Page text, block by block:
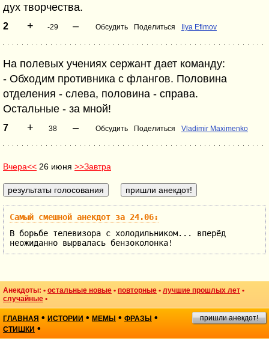
дух твоpчества.
2 + -29 – Обсудить Поделиться Ilya Efimov
Hа полевых учениях сержант дает команду:
- Обходим противника с флангов. Половина
отделения - слева, половина - справа.
Остальные - за мной!
7 + 38 – Обсудить Поделиться Vladimir Maximenko
Вчера<< 26 июня >>Завтра
Самый смешной анекдот за 24.06:
В борьбе телевизора с холодильником... вперёд
неожиданно вырвалась бензоколонка!
Анекдоты: • остальные новые • повторные • лучшие прошлых лет •
случайные •
ГЛАВНАЯ • ИСТОРИИ • МЕМЫ • ФРАЗЫ •
СТИШКИ •
пришли анекдот!